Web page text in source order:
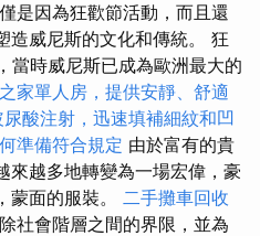
是因為狂歡節活動，而且還
造威尼斯的文化和傳統。 狂
當時威尼斯已成為歐洲最大的
家單人房，提供安靜、舒適
尿酸注射，迅速填補細紋和凹
準備符合規定 由於富有的貴
來越多地轉變為一場宏偉，豪
蒙面的服裝。 二手攤車回收
社會階層之間的界限，並為